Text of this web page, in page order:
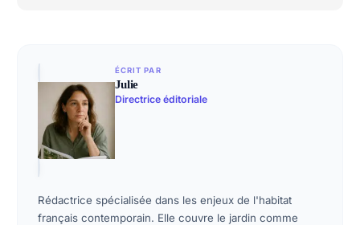
ÉCRIT PAR
Julie
Directrice éditoriale
Rédactrice spécialisée dans les enjeux de l'habitat
français contemporain. Elle couvre le jardin comme